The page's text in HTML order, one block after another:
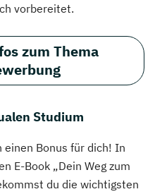
vorbereitet.
zum Thema
Studium
einen Bonus für dich! In
E-Book „Dein Weg zum
du die wichtigsten